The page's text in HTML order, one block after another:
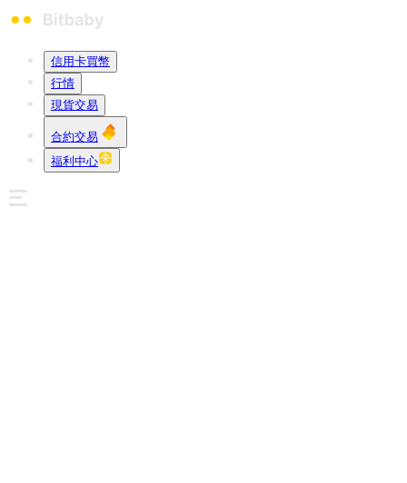
信用卡買幣
行情
現貨交易
合約交易
福利中心